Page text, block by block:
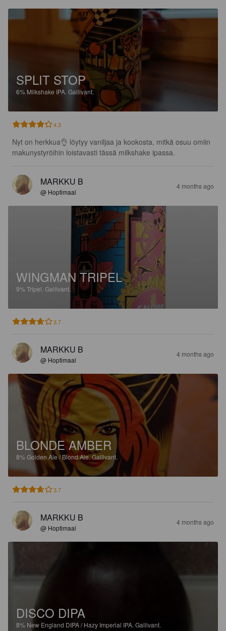
SPLIT STOP
6% Milkshake IPA. Gallivant.
4.3
Nyt on herkkua👌 löytyy vaniljaa ja kookosta, mitkä osuu omiin
makunystyröihin loistavasti tässä milkshake ipassa.
MARKKU B
@ Hoptimaal
4 months ago
WINGMAN TRIPEL
9% Tripel. Gallivant.
3.7
MARKKU B
@ Hoptimaal
4 months ago
BLONDE AMBER
8% Golden Ale / Blond Ale.Gallivant.
3.7
MARKKU B
@ Hoptimaal
4 months ago
DISCO DIPA
8% New England DIPA / Hazy Imperial IPA. Gallivant.